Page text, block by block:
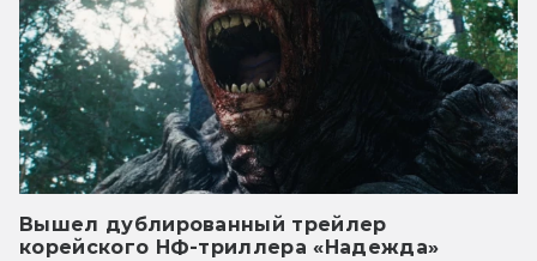
Вышел дублированный трейлер
корейского НФ-триллера «Надежда»